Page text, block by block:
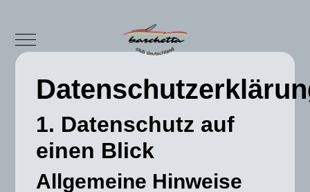
Mobile Menu Toggle
1. Datenschutz auf
einen Blick
Allgemeine Hinweise